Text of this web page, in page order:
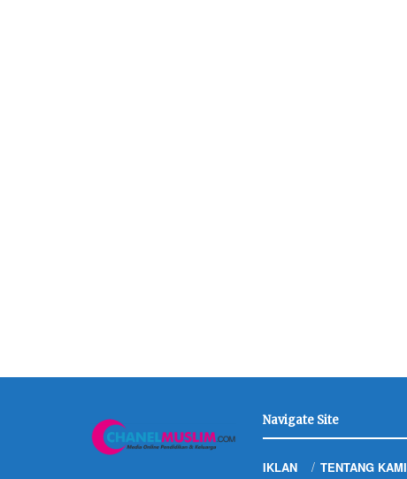
Navigate Site
IKLAN TENTANG KAMI